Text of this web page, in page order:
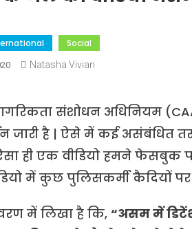
Social
Natasha Vivian
संशोधन अधिनियम
जारी है | ऐसे में कई असंबंधित
ही एक वीडियो हमने फेसबुक
में कुछ पुलिसकर्मी कैदियों
में लिखा है कि, “असम में